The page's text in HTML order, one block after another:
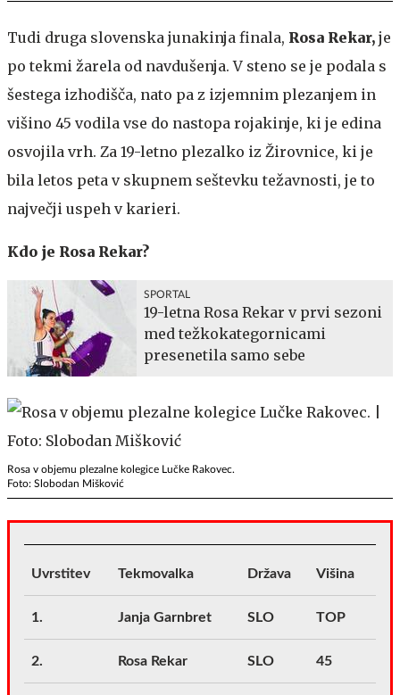
Tudi druga slovenska junakinja finala, Rosa Rekar, je
po tekmi žarela od navdušenja. V steno se je podala s
šestega izhodišča, nato pa z izjemnim plezanjem in
višino 45 vodila vse do nastopa rojakinje, ki je edina
osvojila vrh. Za 19-letno plezalko iz Žirovnice, ki je
bila letos peta v skupnem seštevku težavnosti, je to
največji uspeh v karieri.
Kdo je Rosa Rekar?
SPORTAL
19-letna Rosa Rekar v prvi sezoni
med težkokategornicami
presenetila samo sebe
Rosa v objemu plezalne kolegice Lučke Rakovec.
Foto: Slobodan Mišković
Uvrstitev Tekmovalka Država Višina
1. Janja Garnbret SLO TOP
2. Rosa Rekar SLO 45